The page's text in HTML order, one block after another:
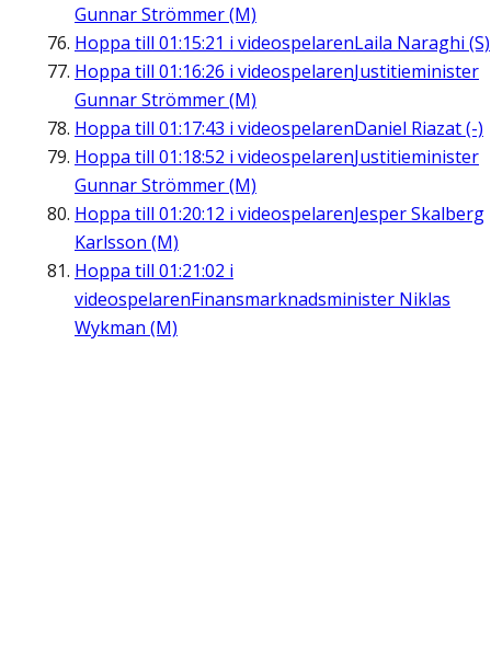
Gunnar Strömmer (M)
Hoppa till 01:15:21 i videospelarenLaila Naraghi (S)
Hoppa till 01:16:26 i videospelarenJustitieminister
Gunnar Strömmer (M)
Hoppa till 01:17:43 i videospelarenDaniel Riazat (-)
Hoppa till 01:18:52 i videospelarenJustitieminister
Gunnar Strömmer (M)
Hoppa till 01:20:12 i videospelarenJesper Skalberg
Karlsson (M)
Hoppa till 01:21:02 i
videospelarenFinansmarknadsminister Niklas
Wykman (M)